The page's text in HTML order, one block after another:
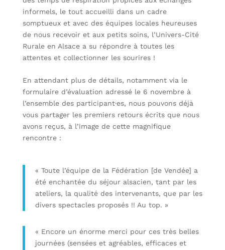
informels, le tout accueilli dans un cadre
somptueux et avec des équipes locales heureuses
de nous recevoir et aux petits soins, l’Univers-Cité
Rurale en Alsace a su répondre à toutes les
attentes et collectionner les sourires !
En attendant plus de détails, notamment via le
formulaire d’évaluation adressé le 6 novembre à
l’ensemble des participant·es, nous pouvons déjà
vous partager les premiers retours écrits que nous
avons reçus, à l’image de cette magnifique
rencontre :
« Toute l’équipe de la Fédération [de Vendée] a
été enchantée du séjour alsacien, tant par les
ateliers, la qualité des intervenants, que par les
divers spectacles proposés !! Au top. »
« Encore un énorme merci pour ces très belles
journées (sensées et agréables, efficaces et